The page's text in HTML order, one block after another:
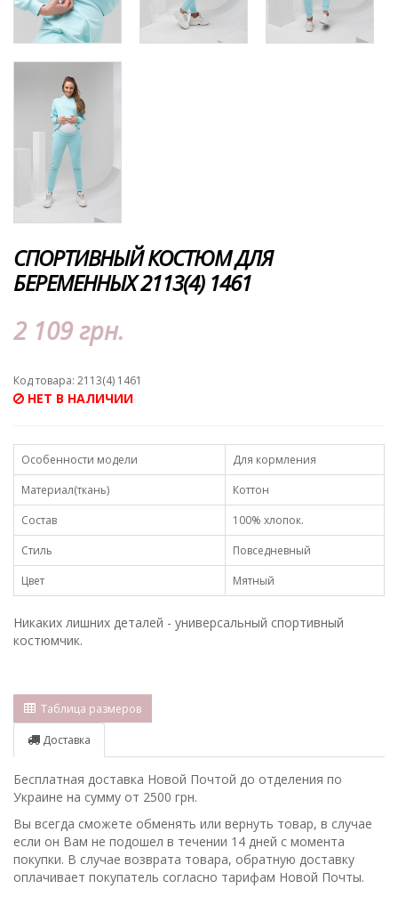
СПОРТИВНЫЙ КОСТЮМ ДЛЯ
БЕРЕМЕННЫХ 2113(4) 1461
2 109 грн.
Код товара: 2113(4) 1461
НЕТ В НАЛИЧИИ
Особенности модели
Для кормления
Материал(ткань)
Коттон
Состав
100% хлопок.
Стиль
Повседневный
Цвет
Мятный
Никаких лишних деталей - универсальный спортивный
костюмчик.
Таблица размеров
Доставка
Бесплатная доставка Новой Почтой до отделения по
Украине на сумму от 2500 грн.
Вы всегда сможете обменять или вернуть товар, в случае
если он Вам не подошел в течении 14 дней с момента
покупки. В случае возврата товара, обратную доставку
оплачивает покупатель согласно тарифам Новой Почты.